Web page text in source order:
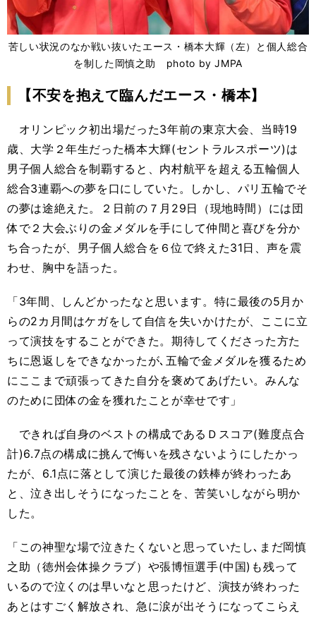
苦しい状況のなか戦い抜いたエース・橋本大輝（左）と個人総合
を制した岡慎之助 photo by JMPA
【不安を抱えて臨んだエース・橋本】
オリンピック初出場だった3年前の東京大会、当時19
歳、大学２年生だった橋本大輝(セントラルスポーツ)は
男子個人総合を制覇すると、内村航平を超える五輪個人
総合3連覇への夢を口にしていた。しかし、パリ五輪でそ
の夢は途絶えた。２日前の７月29日（現地時間）には団
体で２大会ぶりの金メダルを手にして仲間と喜びを分か
ち合ったが、男子個人総合を６位で終えた31日、声を震
わせ、胸中を語った。
「3年間、しんどかったなと思います。特に最後の5月か
らの2カ月間はケガをして自信を失いかけたが、ここに立
って演技をすることができた。期待してくださった方た
ちに恩返しをできなかったが､五輪で金メダルを獲るため
にここまで頑張ってきた自分を褒めてあげたい。みんな
のために団体の金を獲れたことが幸せです」
できれば自身のベストの構成であるＤスコア(難度点合
計)6.7点の構成に挑んで悔いを残さないようにしたかっ
たが、6.1点に落として演じた最後の鉄棒が終わったあ
と、泣き出しそうになったことを、苦笑いしながら明か
した。
「この神聖な場で泣きたくないと思っていたし､まだ岡慎
之助（徳州会体操クラブ）や張博恒選手(中国)も残って
いるので泣くのは早いなと思ったけど、演技が終わった
あとはすごく解放され、急に涙が出そうになってこらえ